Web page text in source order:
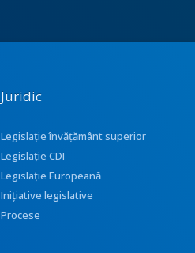
Juridic
Legislație învățământ superior
Legislație CDI
Legislație Europeană
Inițiative legislative
Procese